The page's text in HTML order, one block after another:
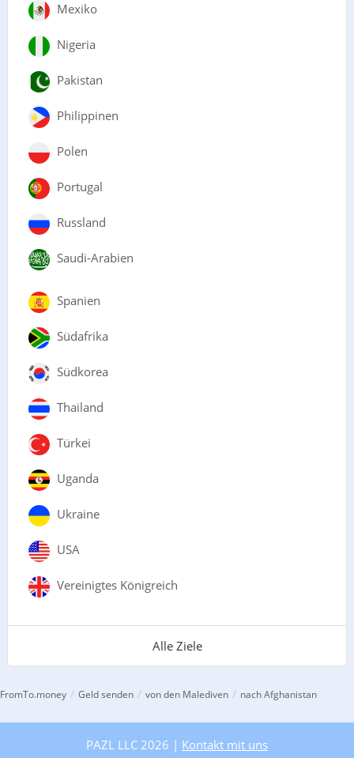
Mexiko
Nigeria
Pakistan
Philippinen
Polen
Portugal
Russland
Saudi-Arabien
Spanien
Südafrika
Südkorea
Thailand
Türkei
Uganda
Ukraine
USA
Vereinigtes Königreich
Alle Ziele
FromTo.money / Geld senden / von den Malediven / nach Afghanistan
PAZL LLC 2026 | Kontakt mit uns